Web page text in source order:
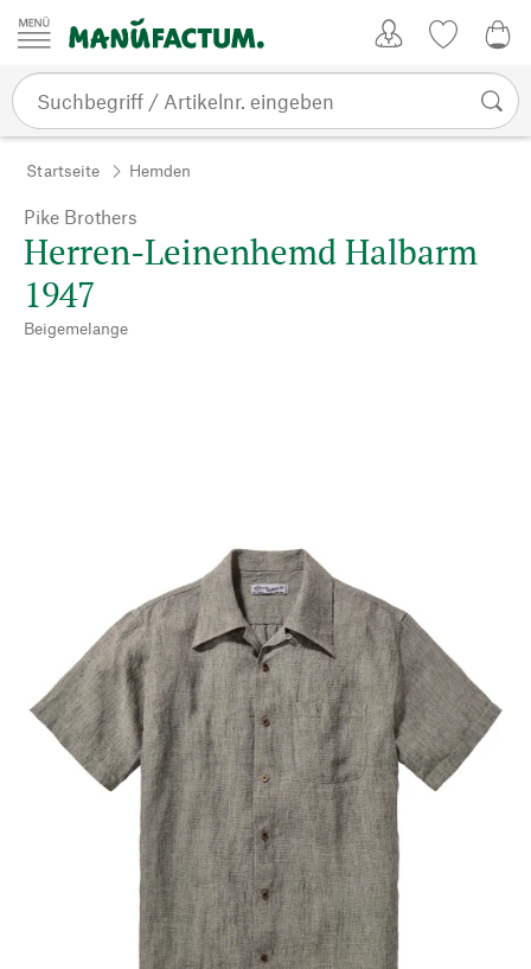
Zum Inhalt springen
Startseite Hemden
Pike Brothers
Herren-Leinenhemd Halbarm
1947
Beigemelange